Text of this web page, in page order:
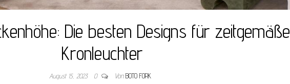
Die besten Designs für zeitgemäße
Kronleuchter
August 15, 2023 0 Von BOTO FORK